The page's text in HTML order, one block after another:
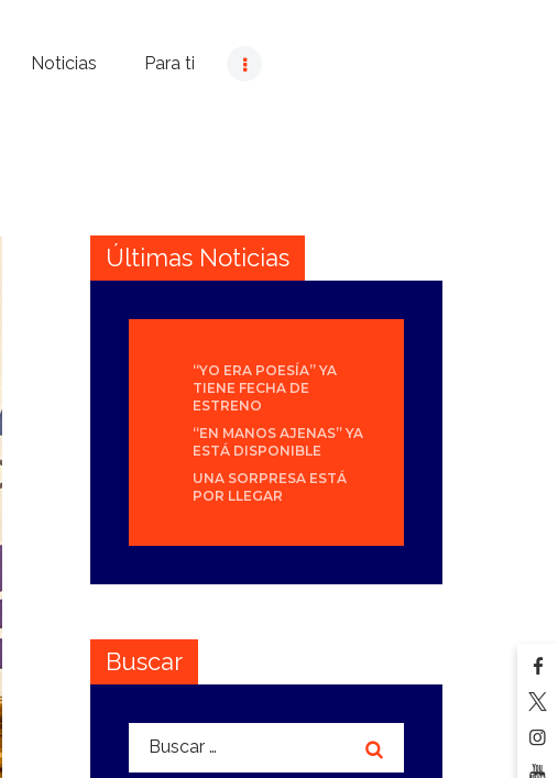
Noticias Para ti
Últimas Noticias
“YO ERA POESÍA” YA
TIENE FECHA DE
ESTRENO
“EN MANOS AJENAS” YA
ESTÁ DISPONIBLE
UNA SORPRESA ESTÁ
POR LLEGAR
Buscar
Buscar: